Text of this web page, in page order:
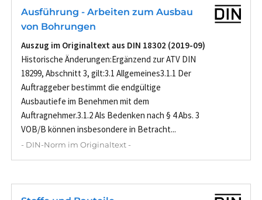
Ausführung - Arbeiten zum Ausbau
von Bohrungen
Auszug im Originaltext aus DIN 18302 (2019-09)
Historische Änderungen:Ergänzend zur ATV DIN
18299, Abschnitt 3, gilt:3.1 Allgemeines3.1.1 Der
Auftraggeber bestimmt die endgültige
Ausbautiefe im Benehmen mit dem
Auftragnehmer.3.1.2 Als Bedenken nach § 4 Abs. 3
VOB/B können insbesondere in Betracht...
- DIN-Norm im Originaltext -